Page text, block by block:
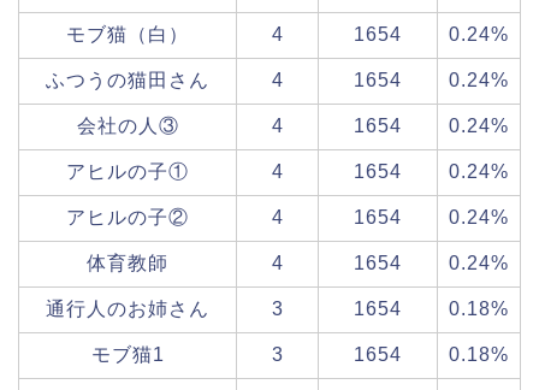
モブ猫（白） 4 1654 0.24%
ふつうの猫田さん 4 1654 0.24%
会社の人③ 4 1654 0.24%
アヒルの子① 4 1654 0.24%
アヒルの子② 4 1654 0.24%
体育教師 4 1654 0.24%
通行人のお姉さん 3 1654 0.18%
モブ猫1 3 1654 0.18%